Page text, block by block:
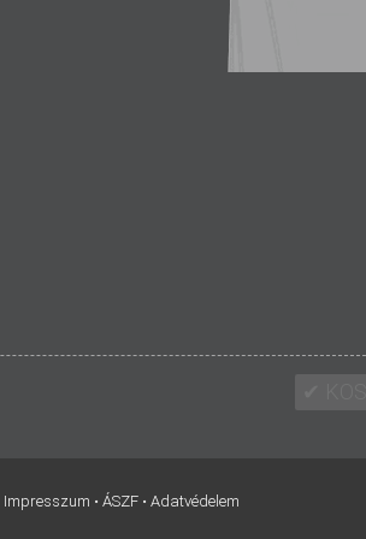
Impresszum • ÁSZF • Adatvédelem